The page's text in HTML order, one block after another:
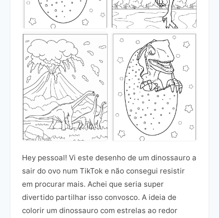
Hey pessoal! Vi este desenho de um dinossauro a
sair do ovo num TikTok e não consegui resistir
em procurar mais. Achei que seria super
divertido partilhar isso convosco. A ideia de
colorir um dinossauro com estrelas ao redor